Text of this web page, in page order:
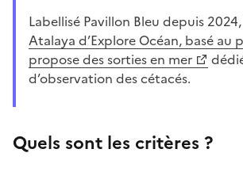
Labellisé Pavillon Bleu depuis
Atalaya d’Explore Océan, basé au
propose des sorties en mer
d’observation des cétacés.
Quels sont les critères ?